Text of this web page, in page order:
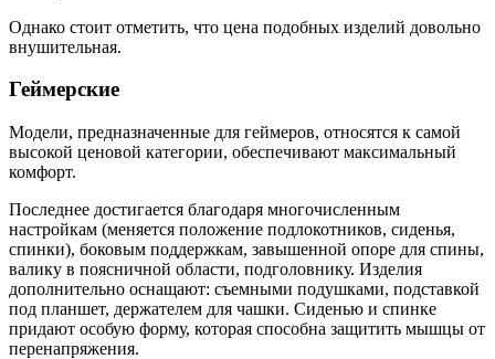
Однако стоит отметить, что цена подобных изделий довольно
внушительная.
Геймерские
Модели, предназначенные для геймеров, относятся к самой
высокой ценовой категории, обеспечивают максимальный
комфорт.
Последнее достигается благодаря многочисленным
настройкам (меняется положение подлокотников, сиденья,
спинки), боковым поддержкам, завышенной опоре для спины,
валику в поясничной области, подголовнику. Изделия
дополнительно оснащают: съемными подушками, подставкой
под планшет, держателем для чашки. Сиденью и спинке
придают особую форму, которая способна защитить мышцы от
перенапряжения.